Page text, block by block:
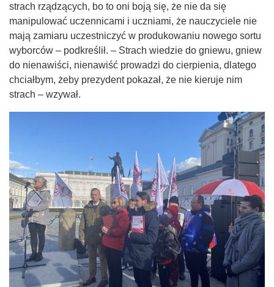
strach rządzących, bo to oni boją się, że nie da się
manipulować uczennicami i uczniami, że nauczyciele nie
mają zamiaru uczestniczyć w produkowaniu nowego sortu
wyborców – podkreślił. – Strach wiedzie do gniewu, gniew
do nienawiści, nienawiść prowadzi do cierpienia, dlatego
chciałbym, żeby prezydent pokazał, że nie kieruje nim
strach – wzywał.